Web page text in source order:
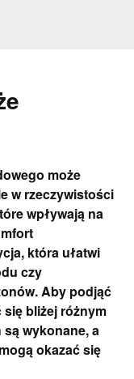
może
w rzeczywistości
wpływają na
która ułatwi
czy
Aby podjąć
się bliżej różnym
są wykonane, a
okazać się